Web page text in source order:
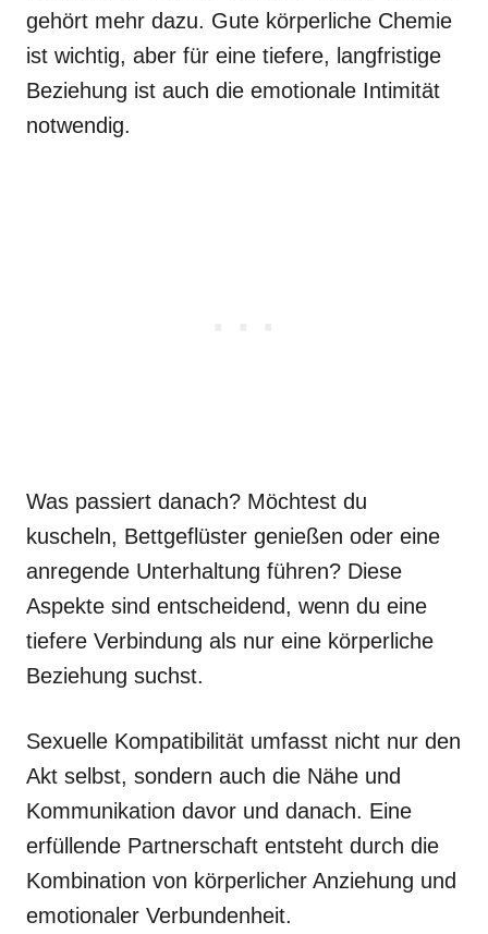
gehört mehr dazu. Gute körperliche Chemie
ist wichtig, aber für eine tiefere, langfristige
Beziehung ist auch die emotionale Intimität
notwendig.
Was passiert danach? Möchtest du
kuscheln, Bettgeflüster genießen oder eine
anregende Unterhaltung führen? Diese
Aspekte sind entscheidend, wenn du eine
tiefere Verbindung als nur eine körperliche
Beziehung suchst.
Sexuelle Kompatibilität umfasst nicht nur den
Akt selbst, sondern auch die Nähe und
Kommunikation davor und danach. Eine
erfüllende Partnerschaft entsteht durch die
Kombination von körperlicher Anziehung und
emotionaler Verbundenheit.